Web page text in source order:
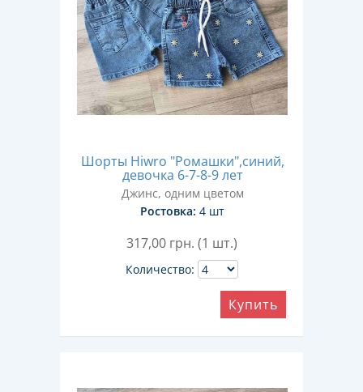
Шорты Hiwro "Ромашки",синий,
девочка 6-7-8-9 лет
Джинс, одним цветом
Ростовка: 4 шт
317,00 грн. (1 шт.)
Количество:
Купить